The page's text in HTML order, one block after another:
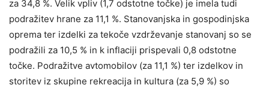
za 34,8 %. Velik vpliv (1,7 odstotne točke) je imela tudi
podražitev hrane za 11,1 %. Stanovanjska in gospodinjska
oprema ter izdelki za tekoče vzdrževanje stanovanj so se
podražili za 10,5 % in k inflaciji prispevali 0,8 odstotne
točke. Podražitve avtomobilov (za 11,1 %) ter izdelkov in
storitev iz skupine rekreacija in kultura (za 5,9 %) so